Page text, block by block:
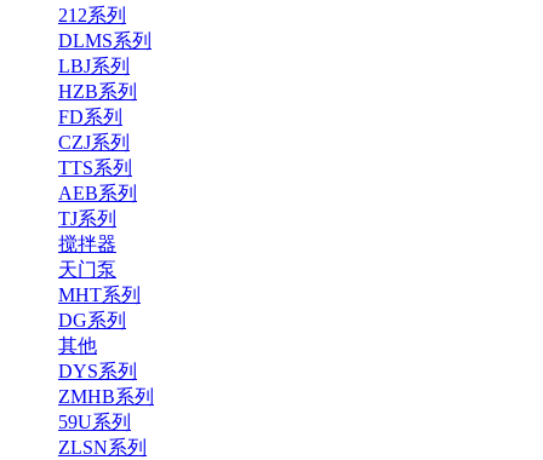
212系列
DLMS系列
LBJ系列
HZB系列
FD系列
CZJ系列
TTS系列
AEB系列
TJ系列
搅拌器
天门泵
MHT系列
DG系列
其他
DYS系列
ZMHB系列
59U系列
ZLSN系列